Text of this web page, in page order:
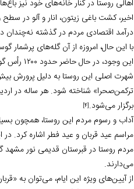
اهالی روستا در کنار خانه‌های خود نیز
اخیر، کشت باغی زیتون، انار و آلو در
درآمد اقتصادی مردم در گذشته نه‌چندان
با این‌ حال، امروزه از آن گله‌های پرشمار
این وجود، در حال حاضر حدود ۱۲۰۰ رأس گوسفند و ۶۰۰ رأس گاو در روستا وجود دارد.
ترکمن‌صحرا» شناخته شود. هر ساله در
برگزار می‌شود.[4]
آداب و رسوم مردم این روستا، همچون
مراسم عید قربان و عید فطر اشاره کرد.
مردم روستا در قبرستان قدیمی نور مشهد
می‌دارند.
از آیین‌های ویژه این ایام، می‌توان به